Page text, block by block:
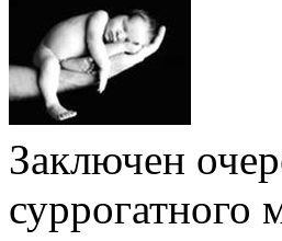
Заключен
суррогатного